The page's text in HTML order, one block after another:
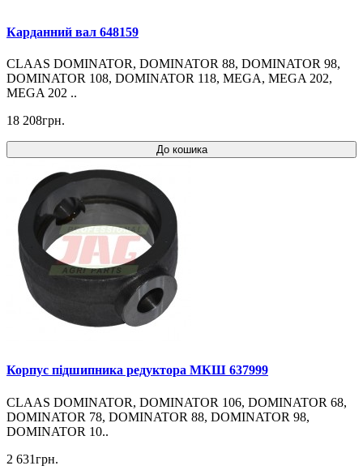
Карданний вал 648159
CLAAS DOMINATOR, DOMINATOR 88, DOMINATOR 98,
DOMINATOR 108, DOMINATOR 118, MEGA, MEGA 202,
MEGA 202 ..
18 208грн.
До кошика
Корпус підшипника редуктора МКШ 637999
CLAAS DOMINATOR, DOMINATOR 106, DOMINATOR 68,
DOMINATOR 78, DOMINATOR 88, DOMINATOR 98,
DOMINATOR 10..
2 631грн.